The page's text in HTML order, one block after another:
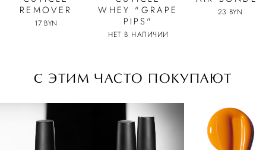
REMOVER
17 BYN
WHEY "GRAPE
PIPS"
НЕТ В НАЛИЧИИ
23 BYN
C ЭТИМ ЧАСТО ПОКУПАЮТ